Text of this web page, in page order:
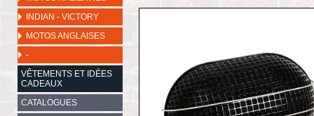
INDIAN - VICTORY
MOTOS ANGLAISES
-
VÊTEMENTS ET IDÉES
CADEAUX
CATALOGUES